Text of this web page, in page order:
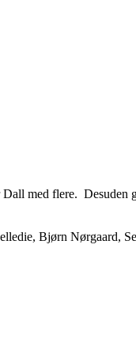
med flere. Desuden
Bjørn Nørgaard,